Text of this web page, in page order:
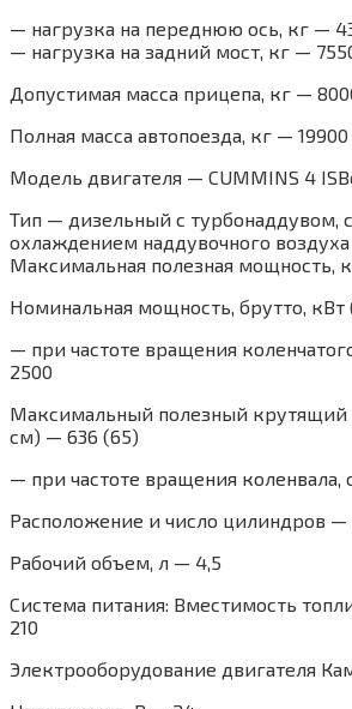
— нагрузка на переднюю ось, кг —
— нагрузка на задний мост, кг —
Допустимая масса прицепа, кг —
Полная масса автопоезда, кг — 19900
Модель двигателя — CUMMINS 4
Тип — дизельный с турбонаддувом,
охлаждением наддувочного воздуха
Максимальная полезная мощность,
Номинальная мощность, брутто, кВт
— при частоте вращения
2500
Максимальный полезный
см) — 636 (65)
— при частоте вращения
Расположение и число цилиндров —
Рабочий объем, л — 4,5
Система питания: Вместимость
210
Электрооборудование двигателя